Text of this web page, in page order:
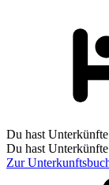
Du hast
Du hast
Zur